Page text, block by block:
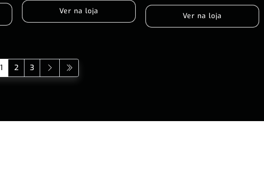
Ver na loja Ver na loja
1 2 3